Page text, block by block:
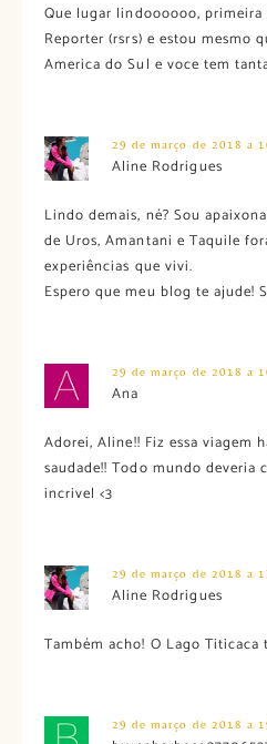
Que lugar lindoooooo,
Reporter (rsrs) e estou mesmo
America do Sul e voce tem
29 de março de 2018 a
Aline Rodrigues
Lindo demais, né? Sou
de Uros, Amantani e Taquile
experiências que vivi.
Espero que meu blog te ajude!
29 de março de 2018 a
Ana
Adorei, Aline!! Fiz essa viagem
saudade!! Todo mundo deveria
incrivel <3
29 de março de 2018 a
Aline Rodrigues
Também acho! O Lago Titicaca
29 de março de 2018 a